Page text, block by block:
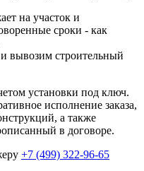
на участок и
сроки - как
вывозим строительный
установки под ключ.
исполнение заказа,
а также
в договоре.
+7 (499) 322-96-65